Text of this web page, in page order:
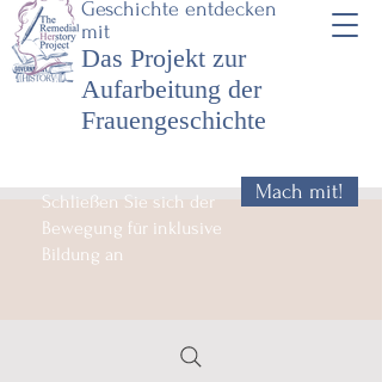
Geschichte entdecken
mit
Das Projekt zur
Aufarbeitung der
Frauengeschichte
Schließen Sie sich der
Bewegung für inklusive
Bildung an
Mach mit!